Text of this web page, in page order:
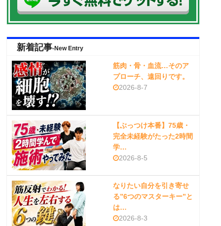
新着記事-New Entry
筋肉・骨・血流…そのア
プローチ、遠回りです。
2026-8-7
【ぶっつけ本番】75歳・
完全未経験がたった2時間
学…
2026-8-5
なりたい自分を引き寄せ
る”6つのマスターキー”と
は…
2026-8-3